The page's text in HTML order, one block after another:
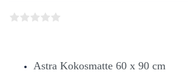
Astra Kokosmatte 60 x 90 cm